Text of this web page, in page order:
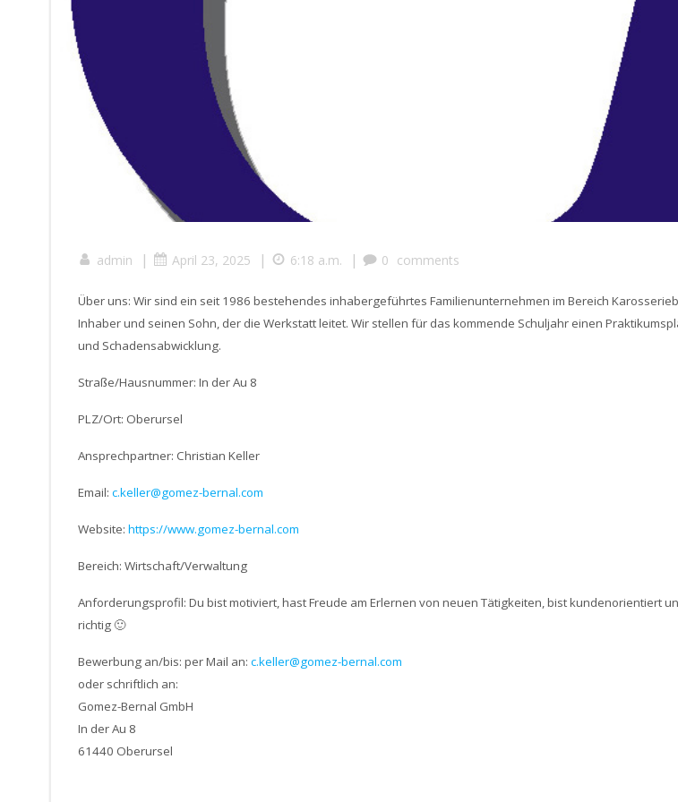
admin | April 23, 2025 | 6:18 a.m. | 0 comments
Über uns: Wir sind ein seit 1986 bestehendes inhabergeführtes Familienunternehmen im Bereich
Inhaber und seinen Sohn, der die Werkstatt leitet. Wir stellen für das kommende Schuljahr einen
und Schadensabwicklung.
Straße/Hausnummer: In der Au 8
PLZ/Ort: Oberursel
Ansprechpartner: Christian Keller
Email: c.keller@gomez-bernal.com
Website: https://www.gomez-bernal.com
Bereich: Wirtschaft/Verwaltung
Anforderungsprofil: Du bist motiviert, hast Freude am Erlernen von neuen Tätigkeiten, bist kundenorientiert
richtig 🙂
Bewerbung an/bis: per Mail an: c.keller@gomez-bernal.com
oder schriftlich an:
Gomez-Bernal GmbH
In der Au 8
61440 Oberursel